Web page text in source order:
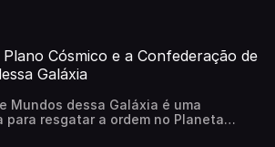
Plano Cósmico e a Confederação de
Galáxia
Mundos dessa Galáxia é uma
resgatar a ordem no Planeta
"Grande Plano". Muitos autores falam